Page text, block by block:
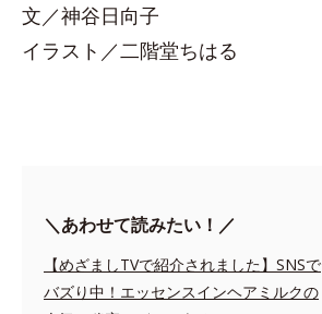
文／神谷日向子
イラスト／二階堂ちはる
＼あわせて読みたい！／
【めざましTVで紹介されました】SNSで
バズり中！エッセンスインヘアミルクの